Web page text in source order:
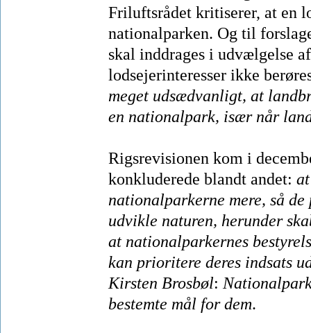
Friluftsrådet kritiserer, at en
nationalparken. Og til
skal inddrages i udvælgelse
lodsejerinteresser ikke
meget udsædvanligt, at
en nationalpark, især når
Rigsrevisionen kom i
konkluderede blandt andet:
nationalparkerne mere, så
udvikle naturen, herunder
at nationalparkernes
kan prioritere deres indsats
Kirsten Brosbøl:
bestemte mål for dem.